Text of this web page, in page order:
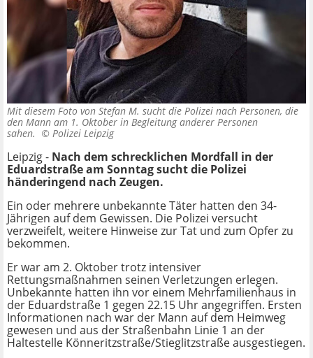
Mit diesem Foto von Stefan M. sucht die Polizei nach Personen, die
den Mann am 1. Oktober in Begleitung anderer Personen
sahen. © Polizei Leipzig
Leipzig - Nach dem schrecklichen Mordfall in der
Eduardstraße am Sonntag sucht die Polizei
händeringend nach Zeugen.
Ein oder mehrere unbekannte Täter hatten den 34-
Jährigen auf dem Gewissen. Die Polizei versucht
verzweifelt, weitere Hinweise zur Tat und zum Opfer zu
bekommen.
Er war am 2. Oktober trotz intensiver
Rettungsmaßnahmen seinen Verletzungen erlegen.
Unbekannte hatten ihn vor einem Mehrfamilienhaus in
der Eduardstraße 1 gegen 22.15 Uhr angegriffen. Ersten
Informationen nach war der Mann auf dem Heimweg
gewesen und aus der Straßenbahn Linie 1 an der
Haltestelle Könneritzstraße/Stieglitzstraße ausgestiegen.